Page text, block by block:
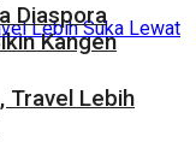
Travel Lebih
Diaspora
Kangen